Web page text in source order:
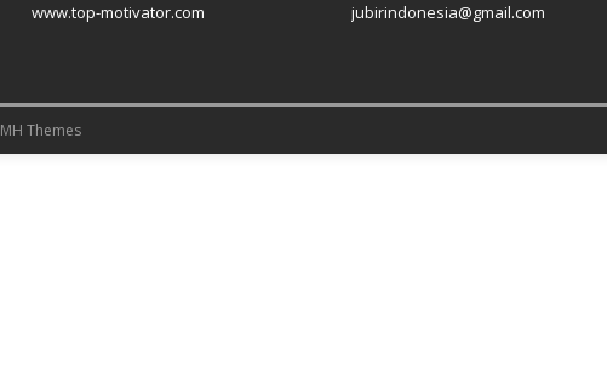
www.top-motivator.com jubirindonesia@gmail.com
MH Themes